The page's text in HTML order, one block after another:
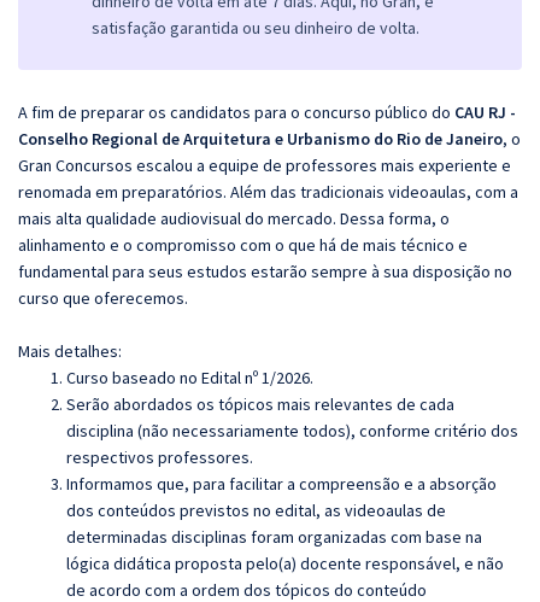
satisfação garantida ou seu dinheiro de volta.
A fim de preparar os candidatos para o concurso público do CAU RJ -
Conselho Regional de Arquitetura e Urbanismo do Rio de Janeiro, o
Gran Concursos escalou a equipe de professores mais experiente e
renomada em preparatórios. Além das tradicionais videoaulas, com a
mais alta qualidade audiovisual do mercado. Dessa forma, o
alinhamento e o compromisso com o que há de mais técnico e
fundamental para seus estudos estarão sempre à sua disposição no
curso que oferecemos.
Mais detalhes:
Curso baseado no Edital nº 1/2026.
Serão abordados os tópicos mais relevantes de cada
disciplina (não necessariamente todos), conforme critério dos
respectivos professores.
Informamos que, para facilitar a compreensão e a absorção
dos conteúdos previstos no edital, as videoaulas de
determinadas disciplinas foram organizadas com base na
lógica didática proposta pelo(a) docente responsável, e não
de acordo com a ordem dos tópicos do conteúdo